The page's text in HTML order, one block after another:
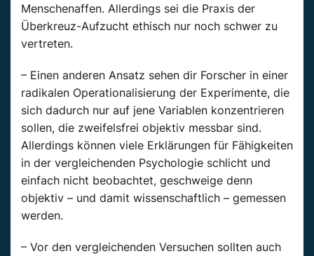
Menschenaffen. Allerdings sei die Praxis der
Überkreuz-Aufzucht ethisch nur noch schwer zu
vertreten.
– Einen anderen Ansatz sehen dir Forscher in einer
radikalen Operationalisierung der Experimente, die
sich dadurch nur auf jene Variablen konzentrieren
sollen, die zweifelsfrei objektiv messbar sind.
Allerdings können viele Erklärungen für Fähigkeiten
in der vergleichenden Psychologie schlicht und
einfach nicht beobachtet, geschweige denn
objektiv – und damit wissenschaftlich – gemessen
werden.
– Vor den vergleichenden Versuchen sollten auch